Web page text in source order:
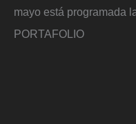
mayo está programada
PORTAFOLIO